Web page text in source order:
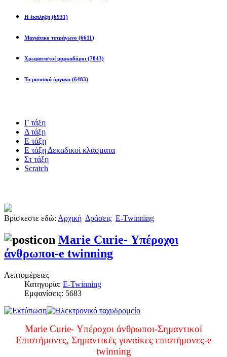
Η έκπληξη (6931)
Μαγιάτικο τετράγωνο (6611)
Χρωματιστοί μαρκαδόροι (7843)
Τα μουσικά όργανα (6483)
Γ τάξη
Δ τάξη
Ε τάξη
Ε τάξη Δεκαδικοί κλάσματα
Στ τάξη
Scratch
Βρίσκεστε εδώ: Αρχική Δράσεις E-Twinning
Marie Curie- Υπέροχοι
άνθρωποι-e twinning
Λεπτομέρειες
Κατηγορία: E-Twinning
Εμφανίσεις: 5683
Marie Curie- Υπέροχοι άνθρωποι-Σημαντικοί
Επιστήμονες, Σημαντικές γυναίκες επιστήμονες-e
twinning